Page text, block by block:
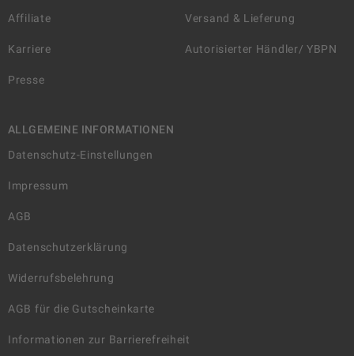
Affiliate
Karriere
Presse
Versand & Lieferung
Autorisierter Händler/ YBPN
ALLGEMEINE INFORMATIONEN
Datenschutz-Einstellungen
Impressum
AGB
Datenschutzerklärung
Widerrufsbelehrung
AGB für die Gutscheinkarte
Informationen zur Barrierefreiheit